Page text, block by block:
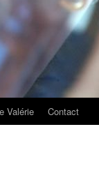
Valérie Contact